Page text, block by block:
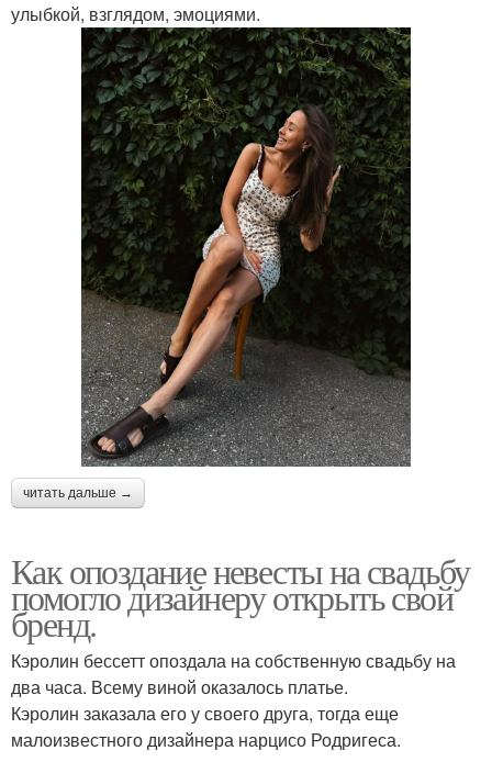
улыбкой, взглядом, эмоциями.
читать дальше →
Как опоздание невесты на свадьбу
помогло дизайнеру открыть свой
бренд.
Кэролин бессетт опоздала на собственную свадьбу на
два часа. Всему виной оказалось платье.
Кэролин заказала его у своего друга, тогда еще
малоизвестного дизайнера нарцисо Родригеса.